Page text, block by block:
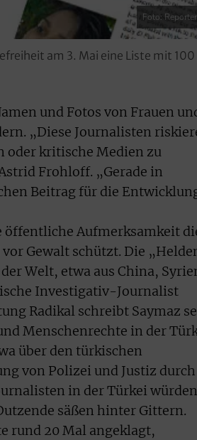
Foto:
am 3. Mai eine Liste mit
und Fotos von Frauen
„Diese Journalisten
oder kritische Medien zu
Frohloff. „Gerade in
Beitrag für die
öffentliche Aufmerksamkeit
Gewalt schützt. Die
Welt, etwa aus China,
Investigativ-Journalist
Radikal schreibt Saymaz
Menschenrechte in der
über den türkischen
von Polizei und Justiz durch
in der Türkei würden
säßen hinter Gittern.
rund 20 Mal angeklagt,